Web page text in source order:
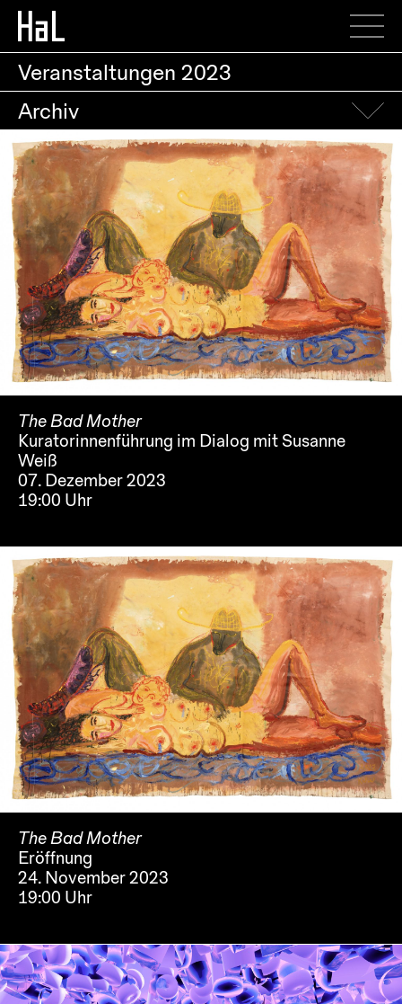
Veranstaltungen 2023
Archiv
The Bad Mother
Kuratorinnenführung im Dialog mit Susanne
Weiß
07. Dezember 2023
19:00 Uhr
The Bad Mother
Eröffnung
24. November 2023
19:00 Uhr